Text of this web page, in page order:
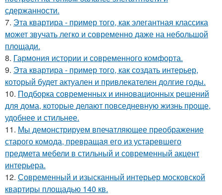
сдержанности.
7. Эта квартира - пример того, как элегантная классика
может звучать легко и современно даже на небольшой
площади.
8. Гармония истории и современного комфорта.
9. Эта квартира - пример того, как создать интерьер,
который будет актуален и привлекателен долгие годы.
10. Подборка современных и инновационных решений
для дома, которые делают повседневную жизнь проще,
удобнее и стильнее.
11. Мы демонстрируем впечатляющее преображение
старого комода, превращая его из устаревшего
предмета мебели в стильный и современный акцент
интерьера.
12. Современный и изысканный интерьер московской
квартиры площадью 140 кв.